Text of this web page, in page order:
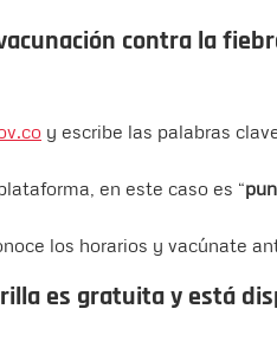
contra la
y escribe las palabras
en este caso es “
los horarios y vacúnate
es gratuita y está